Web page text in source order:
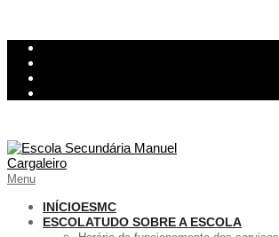
Skip
content
Primary
Menu
Menu
INÍCIOESMC
ESCOLATUDO SOBRE A ESCOLA